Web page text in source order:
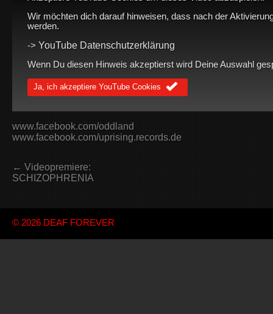
Wir möchten dich darauf hinweisen, dass nach der
werden.
-> YouTube Datenschutzerklärung
Wenn Du diesen Hinweis akzeptierst wird Deine Auswahl
Ja, ich akzeptiere YouTube Cookies
www.facebook.com/oddland
www.facebook.com/uprising.records.de
← Videopremiere:
SCHIZOPHRENIA
© 2026 DEAF FOREVER